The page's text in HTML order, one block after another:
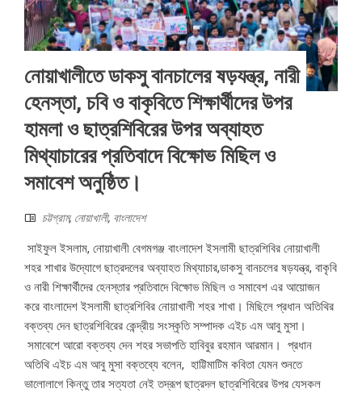
নোয়াখালীতে ডাকসু বানচালের ষড়যন্ত্র, নারী
হেনস্তা, চবি ও বাকৃবিতে শিক্ষার্থীদের উপর
হামলা ও ছাত্রশিবিরের উপর অব্যাহত
মিথ্যাচারের প্রতিবাদে বিক্ষোভ মিছিল ও
সমাবেশ অনুষ্ঠিত।
চট্টগ্রাম, নোয়াখালী, বাংলাদেশ
সাইফুল ইসলাম, নোয়াখালী বেগমগঞ্জ বাংলাদেশ ইসলামী ছাত্রশিবির নোয়াখালী
শহর শাখার উদ্যোগে ছাত্রদলের অব্যাহত মিথ্যাচার,ডাকসু বানচলের ষড়যন্ত্র, বাকৃবি
ও নারী শিক্ষার্থীদের হেনস্তার প্রতিবাদে বিক্ষোভ মিছিল ও সমাবেশ এর আয়োজন
করে বাংলাদেশ ইসলামী ছাত্রশিবির নোয়াখালী শহর শাখা। মিছিলে প্রধান অতিথির
বক্তব্য দেন ছাত্রশিবিরের কেন্দ্রীয় সংস্কৃতি সম্পাদক এইচ এম আবু মুসা।
সমাবেশে আরো বক্তব্য দেন শহর সভাপতি হাবিবুর রহমান আরমান। প্রধান
অতিথি এইচ এম আবু মুসা বক্তব্যে বলেন, হাট্টিমাটিম কবিতা যেমন শুনতে
ভালোলাগে কিন্তু তার সত্যতা নেই তদ্রূপ ছাত্রদল ছাত্রশিবিরের উপর যেসকল